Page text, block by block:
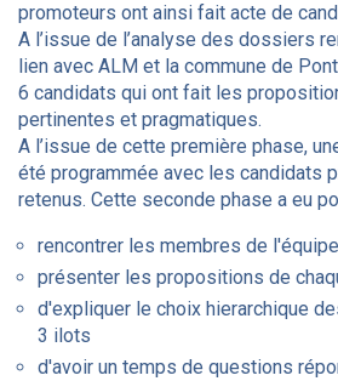
promoteurs ont ainsi fait acte de
A l’issue de l’analyse des dossiers
lien avec ALM et la commune de
6 candidats qui ont fait les
pertinentes et pragmatiques.
A l’issue de cette première phase,
été programmée avec les candidats
retenus. Cette seconde phase a eu
rencontrer les membres de l'équipe
présenter les propositions de
d'expliquer le choix hierarchique
3 ilots
d'avoir un temps de questions